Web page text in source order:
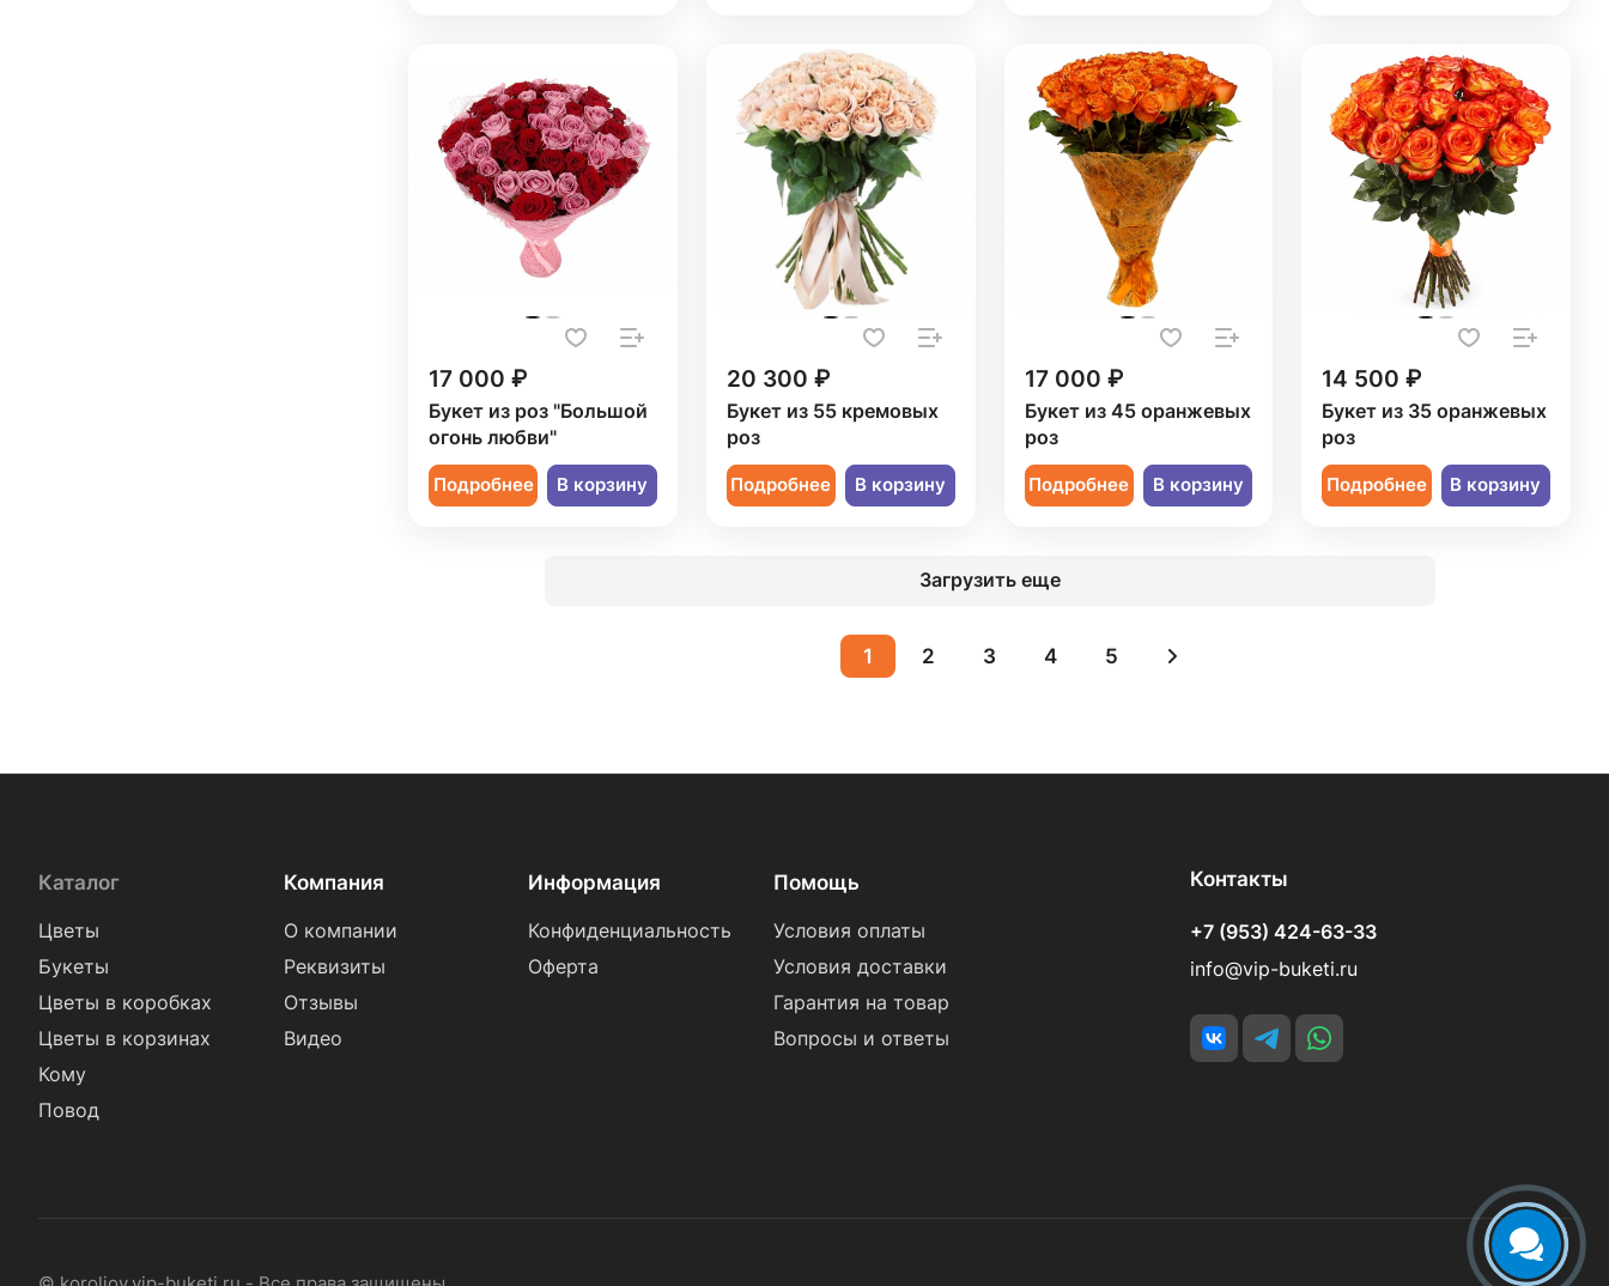
17 000 ₽
Букет из роз "Большой
огонь любви"
Подробнее В корзину
20 300 ₽
Букет из 55 кремовых
роз
Подробнее В корзину
17 000 ₽
Букет из 45 оранжевых
роз
Подробнее В корзину
14 500 ₽
Букет из 35 оранжевых
роз
Подробнее В корзину
Загрузить еще
1 2 3 4 5
Каталог
Цветы
Букеты
Цветы в коробках
Цветы в корзинах
Кому
Повод
Компания
О компании
Реквизиты
Отзывы
Видео
Информация
Конфиденциальность
Оферта
Помощь
Условия оплаты
Условия доставки
Гарантия на товар
Вопросы и ответы
Контакты
+7 (953) 424-63-33
info@vip-buketi.ru